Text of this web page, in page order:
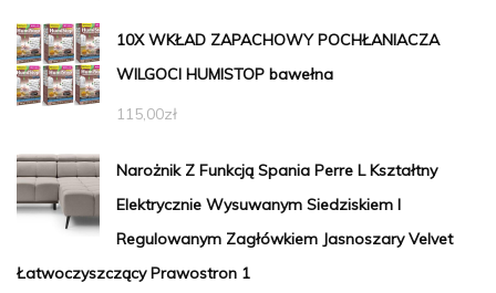
10X WKŁAD ZAPACHOWY POCHŁANIACZA
WILGOCI HUMISTOP bawełna
115,00zł
Narożnik Z Funkcją Spania Perre L Kształtny
Elektrycznie Wysuwanym Siedziskiem I
Regulowanym Zagłówkiem Jasnoszary Velvet
Łatwoczyszczący Prawostron 1